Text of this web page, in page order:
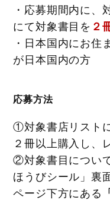
・応募期間内に、
にて対象書目を ２
・日本国内にお住
が日本国内の方
応募方法
①対象書店リスト
２冊以上購入し、
②対象書目につい
ほうびシール」裏
ページ下方にある